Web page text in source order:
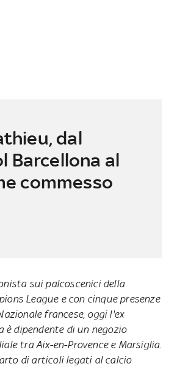
dal
Barcellona al
commesso
sui palcoscenici della
League e con cinque presenze
francese, oggi l'ex
è dipendente di un negozio
tra Aix-en-Provence e Marsiglia.
di articoli legati al calcio